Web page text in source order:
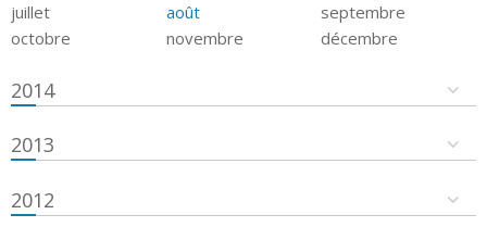
juillet
août
septembre
octobre
novembre décembre
2014
2013
2012